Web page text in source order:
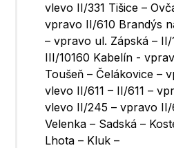
vlevo II/331 Tišice –
vpravo II/610 Brandýs
– vpravo ul. Zápská – II/
III/10160 Kabelín -
Toušeň – Čelákovice –
vlevo II/611 – II/611 –
vlevo II/245 – vpravo II/
Velenka – Sadská –
Lhota – Kluk –